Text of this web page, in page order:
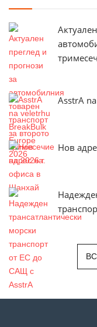
AsstrA
Нов